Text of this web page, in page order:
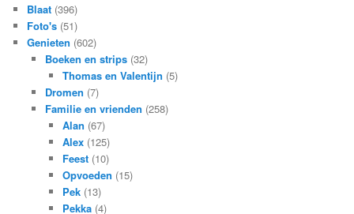
Blaat (396)
Foto's (51)
Genieten (602)
Boeken en strips(32)
Thomas en Valentijn (5)
Dromen (7)
Familie en vrienden (258)
Alan (67)
Alex (125)
Feest (10)
Opvoeden (15)
Pek (13)
Pekka (4)